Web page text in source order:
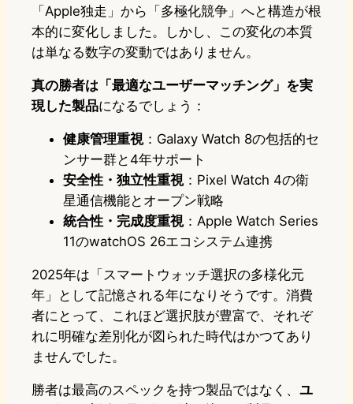
「Apple独走」から「多極化競争」へと構造が根
本的に変化しました。しかし、この変化の本質
は単なる数字の変動ではありません。
真の勝者は「最適なユーザーマッチング」を実
現した製品になるでしょう：
健康管理重視：Galaxy Watch 8の包括的セ
ンサー群と4年サポート
安全性・独立性重視：Pixel Watch 4の衛
星通信機能とオープン戦略
統合性・完成度重視：Apple Watch Series
11のwatchOS 26エコシステム連携
2025年は「スマートウォッチ選択の多様化元
年」として記憶される年になりそうです。消費
者にとって、これほど選択肢が豊富で、それぞ
れに明確な差別化が図られた時代はかつてあり
ませんでした。
勝者は最高のスペックを持つ製品ではなく、 ユ